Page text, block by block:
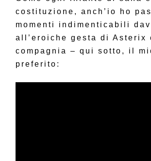
costituzione, anch’io ho
momenti indimenticabili
all’eroiche gesta di Asterix
compagnia – qui sotto, il
preferito: